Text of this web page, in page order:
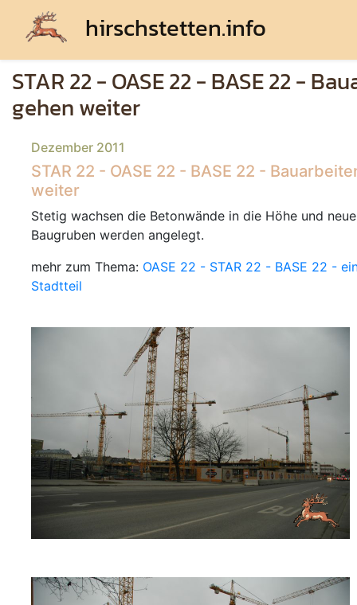
hirschstetten.info
STAR 22 - OASE 22 - BASE 22 -
gehen weiter
Dezember 2011
STAR 22 - OASE 22 - BASE 22 -
weiter
Stetig wachsen die Betonwände in die Höhe und neue
Baugruben werden angelegt.
mehr zum Thema: OASE 22 - STAR 22 - BASE 22 -
Stadtteil